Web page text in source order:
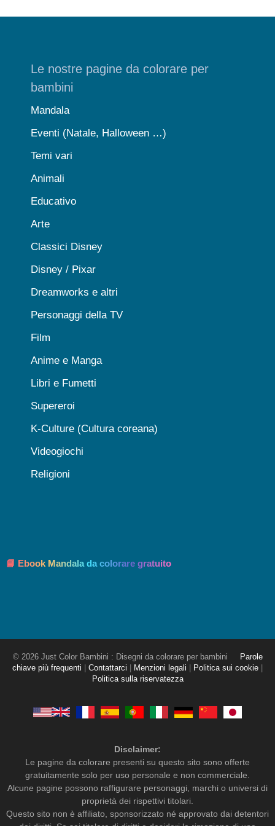
Le nostre pagine da colorare per
bambini
Mandala
Eventi (Natale, Halloween …)
Temi vari
Animali
Educativo
Arte
Classici Disney
Disney / Pixar
Dreamworks e altri
Personaggi della TV
Film
Anime e Manga
Libri e Fumetti
Supereroi
K-Culture (Cultura coreana)
Videogiochi
Religioni
📘 Ebook Mandala da colorare gratuito
© 2026 Just Color Bambini : Disegni da colorare per bambini
Parole
chiave più frequenti
Contattarci Menzioni legali Politica sui cookie
Politica sulla riservatezza
Disclaimer:
Le pagine da colorare presenti su questo sito sono offerte
gratuitamente solo per uso personale e non commerciale.
Alcune pagine possono raffigurare personaggi, marchi o universi di
proprietà dei rispettivi titolari.
Questo sito non è affiliato, sponsorizzato né approvato dai detentori